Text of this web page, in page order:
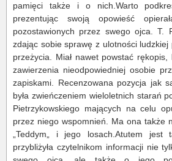
pamięci także i o nich.Warto
prezentując swoją opowieść
pozostawionych przez swego ojca. T.
zdając sobie sprawę z ulotności ludzkiej
przeżycia. Miał nawet powstać
zawierzenia nieodpowiedniej osobie
zapiskami. Recenzowana pozycja jak
była zwieńczeniem wieloletnich starań
Pietrzykowskiego mających na celu
przez niego wspomnień. Ma ona także
„Teddym„ i jego losach.Atutem
przybliżyła czytelnikom informacji nie